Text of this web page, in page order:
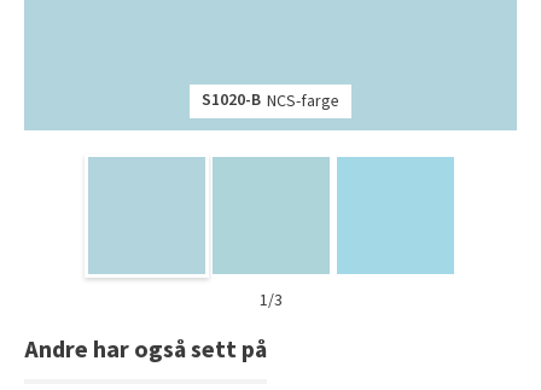
S1020-B NCS-farge
1/3
Andre har også sett på